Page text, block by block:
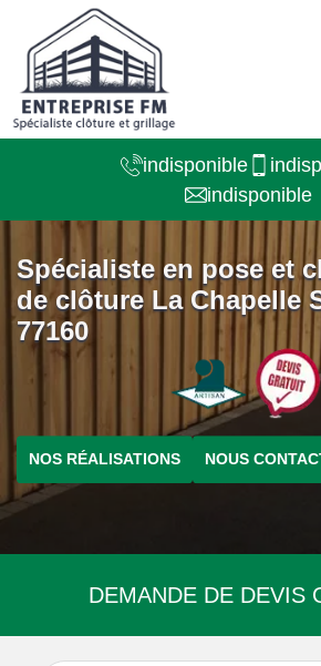
indisponible
indisponible
Spécialiste en pose et
de clôture La Chapelle
77160
NOS RÉALISATIONS NOUS
DEMANDE DE DEVIS